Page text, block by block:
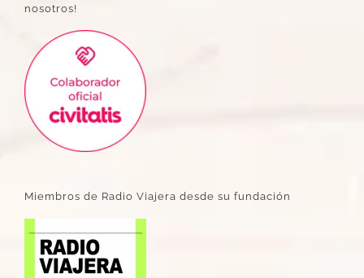
nosotros!
Miembros de Radio Viajera desde su fundación